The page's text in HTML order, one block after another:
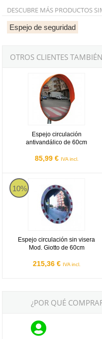
DESCUBRE MÁS PRODUCTOS
Espejo de seguridad
OTROS CLIENTES
Espejo circulación
antivandálico de 60cm
85,99 € IVA incl.
Espejo circulación
10%
Espejo circulación sin visera
Mod. Giotto de 60cm
215,36 € IVA incl.
Espejo circulación sin visera
¿POR QUÉ